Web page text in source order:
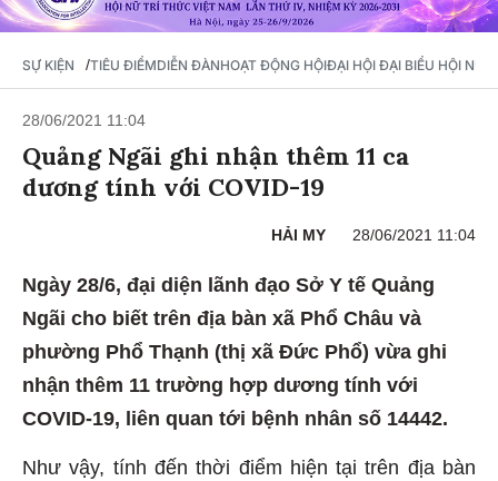
SỰ KIỆN /TIÊU ĐIỂMDIỄN ĐÀNHOẠT ĐỘNG HỘIĐẠI HỘI ĐẠI BIỂU HỘI NỮ
28/06/2021 11:04
Quảng Ngãi ghi nhận thêm 11 ca
dương tính với COVID-19
HẢI MY 28/06/2021 11:04
Ngày 28/6, đại diện lãnh đạo Sở Y tế Quảng
Ngãi cho biết trên địa bàn xã Phổ Châu và
phường Phổ Thạnh (thị xã Đức Phổ) vừa ghi
nhận thêm 11 trường hợp dương tính với
COVID-19, liên quan tới bệnh nhân số 14442.
Như vậy, tính đến thời điểm hiện tại trên địa bàn